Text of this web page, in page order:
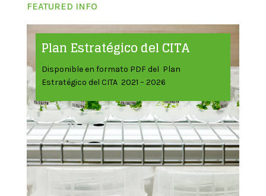
FEATURED INFO
Plan Estratégico del CITA
Disponible en formato PDF del Plan
Estratégico del CITA 2021 – 2026